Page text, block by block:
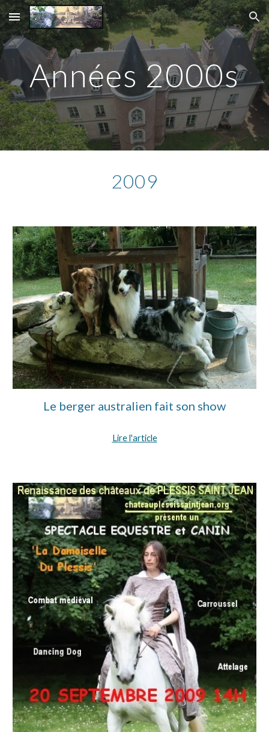
Skip to main content Skip to navigation
Années 2000s
2009
Le berger australien fait son show
Lire l'article